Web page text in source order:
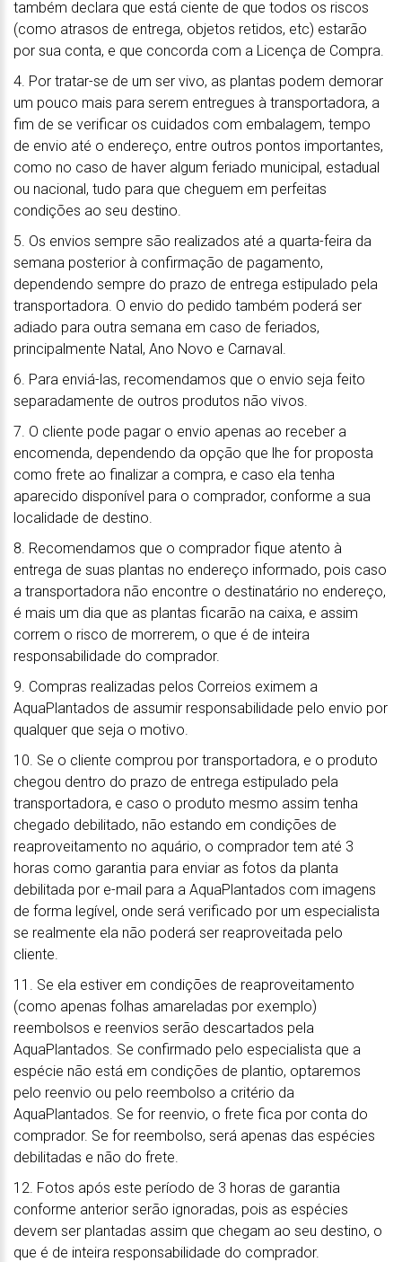
também declara que está ciente de que todos os riscos
(como atrasos de entrega, objetos retidos, etc) estarão
por sua conta, e que concorda com a Licença de Compra.
4. Por tratar-se de um ser vivo, as plantas podem demorar
um pouco mais para serem entregues à transportadora, a
fim de se verificar os cuidados com embalagem, tempo
de envio até o endereço, entre outros pontos importantes,
como no caso de haver algum feriado municipal, estadual
ou nacional, tudo para que cheguem em perfeitas
condições ao seu destino.
5. Os envios sempre são realizados até a quarta-feira da
semana posterior à confirmação de pagamento,
dependendo sempre do prazo de entrega estipulado pela
transportadora. O envio do pedido também poderá ser
adiado para outra semana em caso de feriados,
principalmente Natal, Ano Novo e Carnaval.
6. Para enviá-las, recomendamos que o envio seja feito
separadamente de outros produtos não vivos.
7. O cliente pode pagar o envio apenas ao receber a
encomenda, dependendo da opção que lhe for proposta
como frete ao finalizar a compra, e caso ela tenha
aparecido disponível para o comprador, conforme a sua
localidade de destino.
8. Recomendamos que o comprador fique atento à
entrega de suas plantas no endereço informado, pois caso
a transportadora não encontre o destinatário no endereço,
é mais um dia que as plantas ficarão na caixa, e assim
correm o risco de morrerem, o que é de inteira
responsabilidade do comprador.
9. Compras realizadas pelos Correios eximem a
AquaPlantados de assumir responsabilidade pelo envio por
qualquer que seja o motivo.
10. Se o cliente comprou por transportadora, e o produto
chegou dentro do prazo de entrega estipulado pela
transportadora, e caso o produto mesmo assim tenha
chegado debilitado, não estando em condições de
reaproveitamento no aquário, o comprador tem até 3
horas como garantia para enviar as fotos da planta
debilitada por e-mail para a AquaPlantados com imagens
de forma legível, onde será verificado por um especialista
se realmente ela não poderá ser reaproveitada pelo
cliente.
11. Se ela estiver em condições de reaproveitamento
(como apenas folhas amareladas por exemplo)
reembolsos e reenvios serão descartados pela
AquaPlantados. Se confirmado pelo especialista que a
espécie não está em condições de plantio, optaremos
pelo reenvio ou pelo reembolso a critério da
AquaPlantados. Se for reenvio, o frete fica por conta do
comprador. Se for reembolso, será apenas das espécies
debilitadas e não do frete.
12. Fotos após este período de 3 horas de garantia
conforme anterior serão ignoradas, pois as espécies
devem ser plantadas assim que chegam ao seu destino, o
que é de inteira responsabilidade do comprador.